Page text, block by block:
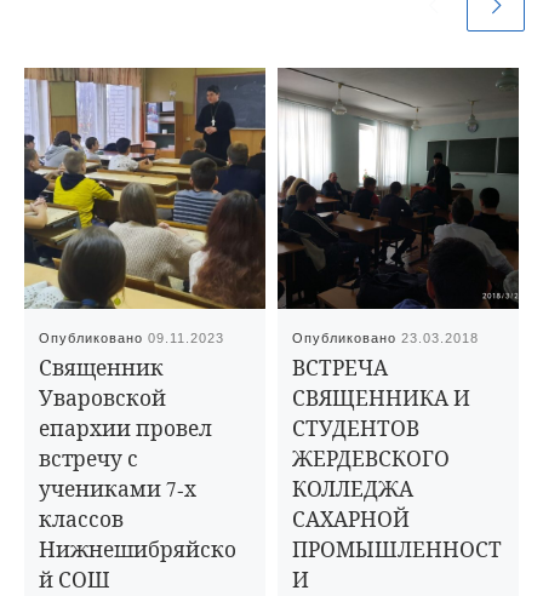
Опубликовано09.11.2023
Священник
Уваровской
епархии провел
встречу с
учениками 7-х
классов
Нижнешибряйско
й СОШ
Опубликовано23.03.2018
ВСТРЕЧА
СВЯЩЕННИКА И
СТУДЕНТОВ
ЖЕРДЕВСКОГО
КОЛЛЕДЖА
САХАРНОЙ
ПРОМЫШЛЕННОСТ
И